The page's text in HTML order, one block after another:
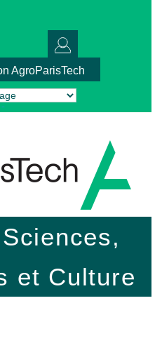
AgroParisTech
Translate
et Culture